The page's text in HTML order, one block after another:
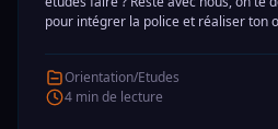
pour intégrer la police et réaliser ton
Orientation/Etudes
4 min de lecture